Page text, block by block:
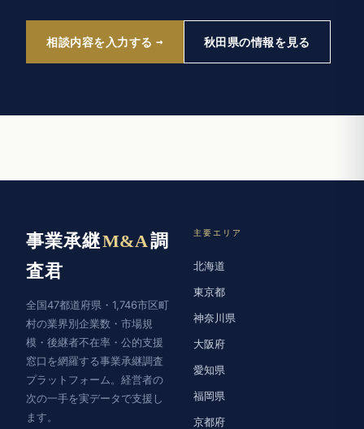
相談内容を入力する 秋田県の情報を見る
事業承継M&A調
査君
全国47都道府県・1,746市区町
村の業界別企業数・市場規
模・後継者不在率・公的支援
窓口を網羅する事業承継調査
プラットフォーム。経営者の
次の一手を実データで支援し
ます。
主要エリア
北海道
東京都
神奈川県
大阪府
愛知県
福岡県
京都府